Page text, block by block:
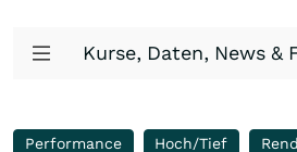
Kurse, Daten, News &
Performance Hoch/Tief